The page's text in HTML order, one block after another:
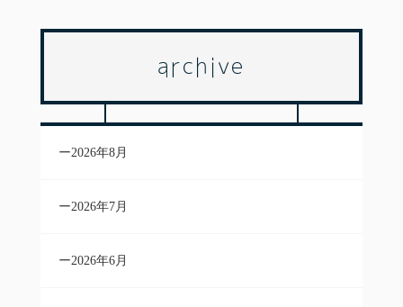
archive
2026年8月
2026年7月
2026年6月